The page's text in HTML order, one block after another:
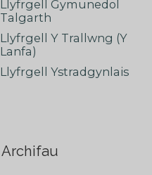
Llyfrgell Gymunedol
Talgarth
Llyfrgell Y Trallwng (Y
Lanfa)
Llyfrgell Ystradgynlais
Archifau